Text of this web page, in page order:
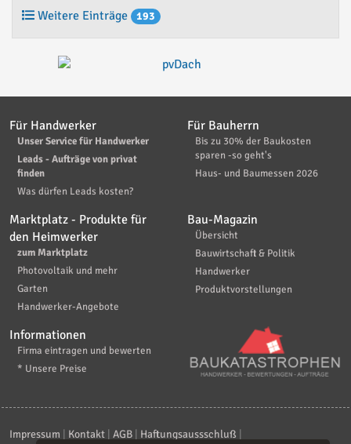
Weitere Einträge 193
Für Handwerker
Unser Service für Handwerker
Leads - Aufträge von privat
finden
Was dürfen Leads kosten?
Für Bauherrn
Bis zu 30% der Baukosten
sparen -so geht's
Haus- und Baumessen 2026
Marktplatz - Produkte für
den Heimwerker
zum Marktplatz
Photovoltaik und mehr
Garten
Handwerker-Angebote
Bau-Magazin
Übersicht
Bauwirtschaft & Politik
Handwerker
Produktvorstellungen
Informationen
Firma eintragen und bewerten
* Unsere Preise
Impressum Kontakt AGB Haftungsaussschluß